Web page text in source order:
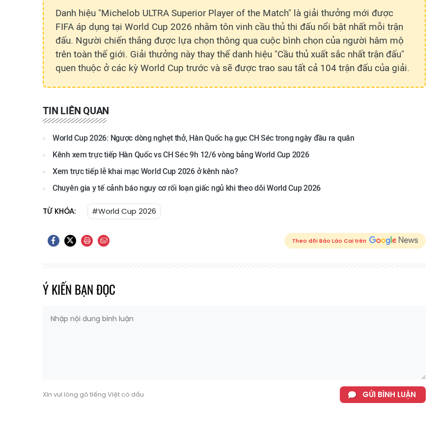
Danh hiệu "Michelob ULTRA Superior Player of the Match" là giải thưởng mới được
FIFA áp dụng tại World Cup 2026 nhằm tôn vinh cầu thủ thi đấu nổi bật nhất mỗi trận
đấu. Người chiến thắng được lựa chọn thông qua cuộc bình chọn của người hâm mộ
trên toàn thế giới. Giải thưởng này thay thế danh hiệu "Cầu thủ xuất sắc nhất trận đấu"
quen thuộc ở các kỳ World Cup trước và sẽ được trao sau tất cả 104 trận đấu của giải.
TIN LIÊN QUAN
World Cup 2026: Ngược dòng nghẹt thở, Hàn Quốc hạ gục CH Séc trong ngày đầu ra quân
Kênh xem trực tiếp Hàn Quốc vs CH Séc 9h 12/6 vòng bảng World Cup 2026
Xem trực tiếp lễ khai mạc World Cup 2026 ở kênh nào?
Chuyên gia y tế cảnh báo nguy cơ rối loạn giấc ngủ khi theo dõi World Cup 2026
TỪ KHÓA: #World Cup 2026
Theo dõi Báo Lào Cai trên
Ý KIẾN BẠN ĐỌC
Xin vui lòng gõ tiếng Việt có dấu GỬI BÌNH LUẬN